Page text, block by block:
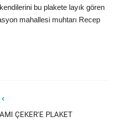
bu plakete layık gören
mahallesi muhtarı Recep
ÇEKER'E PLAKET